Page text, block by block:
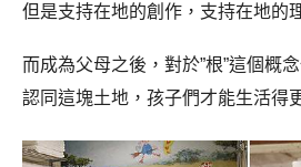
但是支持在地的創作，支持在地的
而成為父母之後，對於”根”這個概
認同這塊土地，孩子們才能生活得